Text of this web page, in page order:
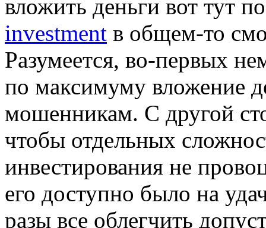
вложить деньги вот тут
investment в общем-то
Разумеется, во-первых
по максимуму вложение
мошенникам. С другой
чтобы отдельных
инвестирования не
его доступно было на
разы все облегчить